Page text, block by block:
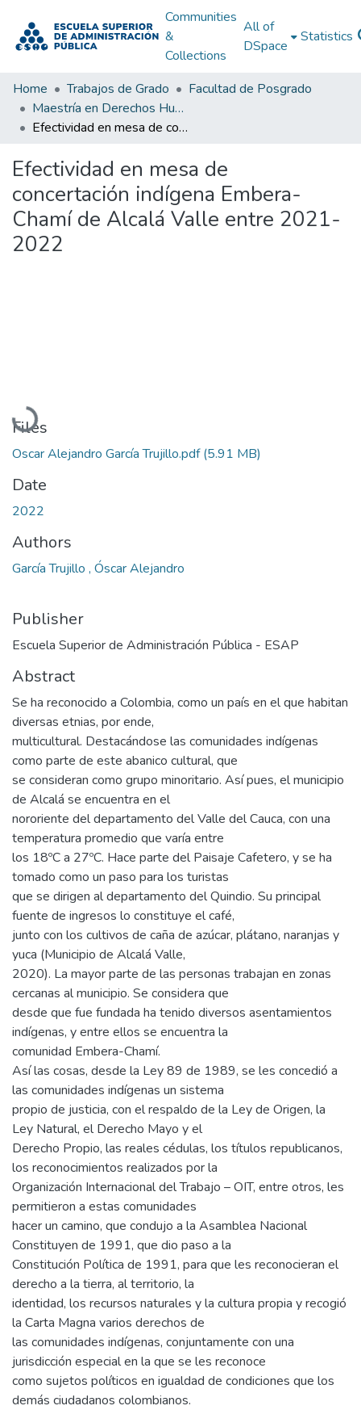
Communities
&
Collections
All of
DSpace
Statistics
Home Trabajos de Grado
Facultad de Posgrado
Maestría en Derechos Humanos, Gestión de la Transición y Posconflicto
Efectividad en mesa de concertación indígena Embera-Chamí de Alcalá Valle entre 2021-2022
Efectividad en mesa de
concertación indígena Embera-
Chamí de Alcalá Valle entre 2021-
2022
Loading...
Files
Oscar Alejandro García Trujillo.pdf(5.91 MB)
Date
2022
Authors
García Trujillo , Óscar Alejandro
Publisher
Escuela Superior de Administración Pública - ESAP
Abstract
Se ha reconocido a Colombia, como un país en el que habitan
diversas etnias, por ende,
multicultural. Destacándose las comunidades indígenas
como parte de este abanico cultural, que
se consideran como grupo minoritario. Así pues, el municipio
de Alcalá se encuentra en el
nororiente del departamento del Valle del Cauca, con una
temperatura promedio que varía entre
los 18ºC a 27ºC. Hace parte del Paisaje Cafetero, y se ha
tomado como un paso para los turistas
que se dirigen al departamento del Quindio. Su principal
fuente de ingresos lo constituye el café,
junto con los cultivos de caña de azúcar, plátano, naranjas y
yuca (Municipio de Alcalá Valle,
2020). La mayor parte de las personas trabajan en zonas
cercanas al municipio. Se considera que
desde que fue fundada ha tenido diversos asentamientos
indígenas, y entre ellos se encuentra la
comunidad Embera-Chamí.
Así las cosas, desde la Ley 89 de 1989, se les concedió a
las comunidades indígenas un sistema
propio de justicia, con el respaldo de la Ley de Origen, la
Ley Natural, el Derecho Mayo y el
Derecho Propio, las reales cédulas, los títulos republicanos,
los reconocimientos realizados por la
Organización Internacional del Trabajo – OIT, entre otros, les
permitieron a estas comunidades
hacer un camino, que condujo a la Asamblea Nacional
Constituyen de 1991, que dio paso a la
Constitución Política de 1991, para que les reconocieran el
derecho a la tierra, al territorio, la
identidad, los recursos naturales y la cultura propia y recogió
la Carta Magna varios derechos de
las comunidades indígenas, conjuntamente con una
jurisdicción especial en la que se les reconoce
como sujetos políticos en igualdad de condiciones que los
demás ciudadanos colombianos.